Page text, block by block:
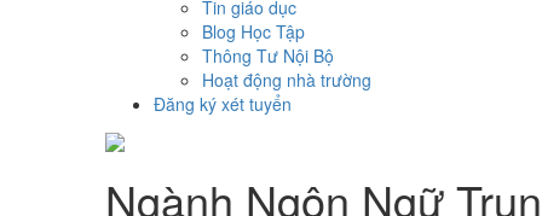
Tin giáo dục
Blog Học Tập
Thông Tư Nội Bộ
Hoạt động nhà trường
Đăng ký xét tuyển
Ngành Ngôn Ngữ